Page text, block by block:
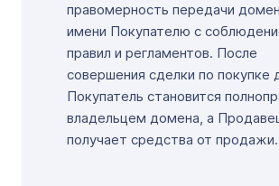
правомерность передачи
имени Покупателю с
правил и регламентов. После
совершения сделки по покупке
Покупатель становится
владельцем домена, а
получает средства от продажи.